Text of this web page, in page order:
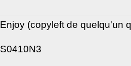
Enjoy (copyleft de quelqu'un
S0410N3